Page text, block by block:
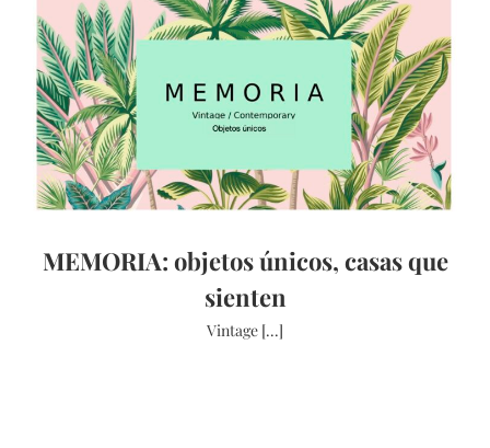
MEMORIA: objetos únicos, casas que
sienten
Vintage [...]